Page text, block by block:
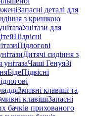
Запасні деталі для
з кришкою
Унітази для
Підвісні
Підлогові
Дитячі сидіння з
Чаші ГенуяЗі
БідеПідвісні
Змивні клавіші та
клавішіЗапасні
бачків прихованого